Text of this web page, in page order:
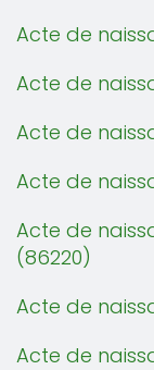
Acte de
Acte de
Acte de
Acte de
Acte de
(86220)
Acte de
Acte de